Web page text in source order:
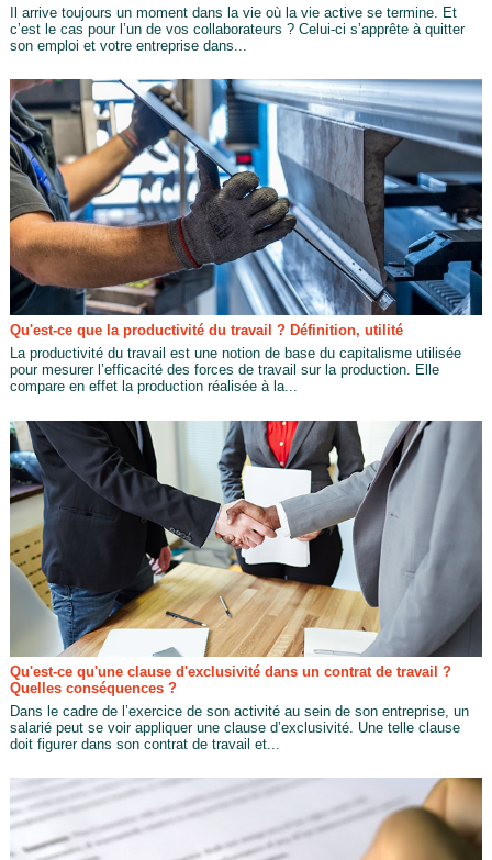
Il arrive toujours un moment dans la vie où la vie active se termine. Et
c’est le cas pour l’un de vos collaborateurs ? Celui-ci s’apprête à quitter
son emploi et votre entreprise dans...
Qu'est-ce que la productivité du travail ? Définition, utilité
La productivité du travail est une notion de base du capitalisme utilisée
pour mesurer l’efficacité des forces de travail sur la production. Elle
compare en effet la production réalisée à la...
Qu'est-ce qu'une clause d'exclusivité dans un contrat de travail ?
Quelles conséquences ?
Dans le cadre de l’exercice de son activité au sein de son entreprise, un
salarié peut se voir appliquer une clause d’exclusivité. Une telle clause
doit figurer dans son contrat de travail et...